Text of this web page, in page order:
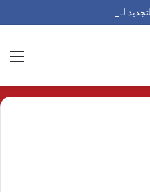
لـ فينيسيوس